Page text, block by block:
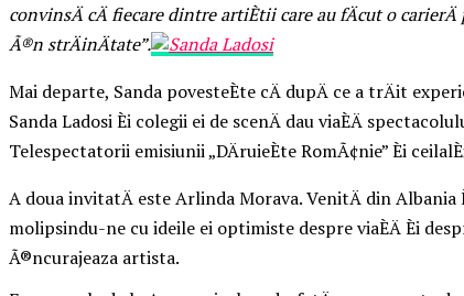
convinsÄ cÄ fiecare dintre artiÈtii care au fÄcut o
Ã®n strÄinÄtate”.
Mai departe, Sanda povesteÈte cÄ dupÄ ce a trÄit
Sanda Ladosi Èi colegii ei de scenÄ dau viaÈÄ
Telespectatorii emisiunii „DÄruieÈte RomÃ¢nie” Èi
A doua invitatÄ este Arlinda Morava. VenitÄ din Albania
molipsindu-ne cu ideile ei optimiste despre viaÈÄ Èi
Ã®ncurajeaza artista.